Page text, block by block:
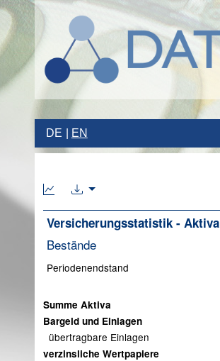
DE EN
Versicherungsstatistik - Aktiva
Bestände
Periodenendstand
Summe Aktiva
Bargeld und Einlagen
übertragbare Einlagen
verzinsliche Wertpapiere